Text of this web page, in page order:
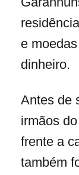
e
dinheiro.
Antes de
irmãos
frente a
também